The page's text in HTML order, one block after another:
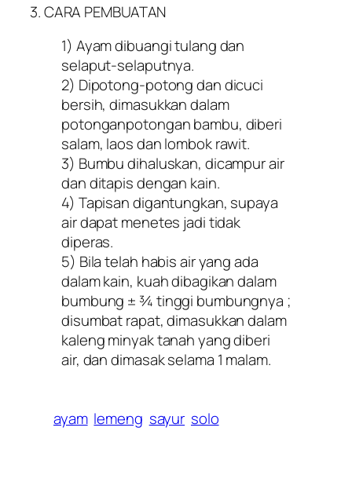
3. CARA PEMBUATAN
1) Ayam dibuangi tulang dan
selaput-selaputnya.
2) Dipotong-potong dan dicuci
bersih, dimasukkan dalam
potonganpotongan bambu, diberi
salam, laos dan lombok rawit.
3) Bumbu dihaluskan, dicampur air
dan ditapis dengan kain.
4) Tapisan digantungkan, supaya
air dapat menetes jadi tidak
diperas.
5) Bila telah habis air yang ada
dalam kain, kuah dibagikan dalam
bumbung ± ¾ tinggi bumbungnya ;
disumbat rapat, dimasukkan dalam
kaleng minyak tanah yang diberi
air, dan dimasak selama 1 malam.
ayam lemeng sayur solo